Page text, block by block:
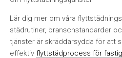
Lär dig mer om våra
städrutiner, branschstandarder
tjänster är skräddarsydda för att
effektiv flyttstädprocess för